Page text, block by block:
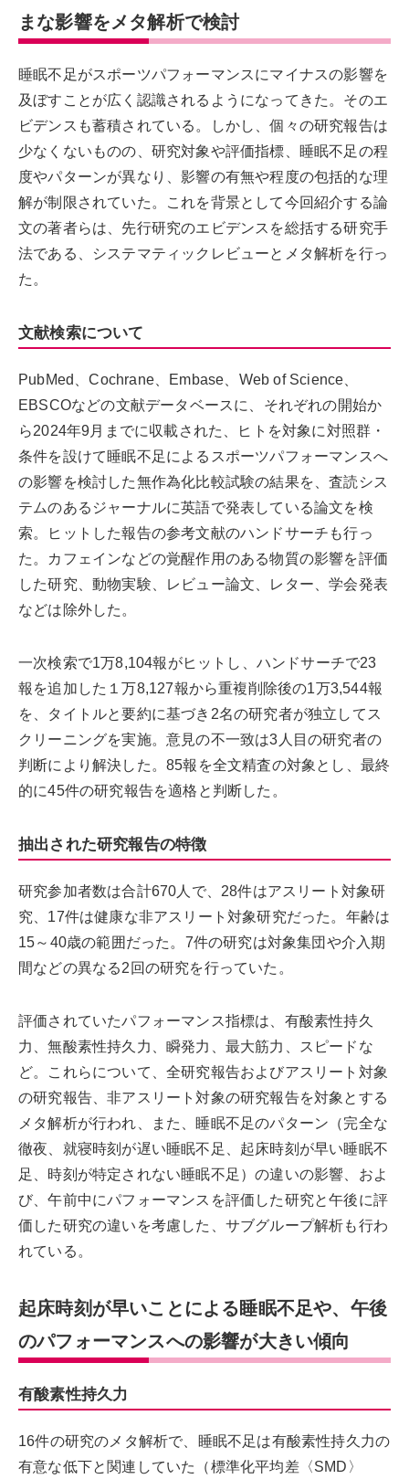
まな影響をメタ解析で検討
睡眠不足がスポーツパフォーマンスにマイナスの影響を
及ぼすことが広く認識されるようになってきた。そのエ
ビデンスも蓄積されている。しかし、個々の研究報告は
少なくないものの、研究対象や評価指標、睡眠不足の程
度やパターンが異なり、影響の有無や程度の包括的な理
解が制限されていた。これを背景として今回紹介する論
文の著者らは、先行研究のエビデンスを総括する研究手
法である、システマティックレビューとメタ解析を行っ
た。
文献検索について
PubMed、Cochrane、Embase、Web of Science、
EBSCOなどの文献データベースに、それぞれの開始か
ら2024年9月までに収載された、ヒトを対象に対照群・
条件を設けて睡眠不足によるスポーツパフォーマンスへ
の影響を検討した無作為化比較試験の結果を、査読シス
テムのあるジャーナルに英語で発表している論文を検
索。ヒットした報告の参考文献のハンドサーチも行っ
た。カフェインなどの覚醒作用のある物質の影響を評価
した研究、動物実験、レビュー論文、レター、学会発表
などは除外した。
一次検索で1万8,104報がヒットし、ハンドサーチで23
報を追加した１万8,127報から重複削除後の1万3,544報
を、タイトルと要約に基づき2名の研究者が独立してス
クリーニングを実施。意見の不一致は3人目の研究者の
判断により解決した。85報を全文精査の対象とし、最終
的に45件の研究報告を適格と判断した。
抽出された研究報告の特徴
研究参加者数は合計670人で、28件はアスリート対象研
究、17件は健康な非アスリート対象研究だった。年齢は
15～40歳の範囲だった。7件の研究は対象集団や介入期
間などの異なる2回の研究を行っていた。
評価されていたパフォーマンス指標は、有酸素性持久
力、無酸素性持久力、瞬発力、最大筋力、スピードな
ど。これらについて、全研究報告およびアスリート対象
の研究報告、非アスリート対象の研究報告を対象とする
メタ解析が行われ、また、睡眠不足のパターン（完全な
徹夜、就寝時刻が遅い睡眠不足、起床時刻が早い睡眠不
足、時刻が特定されない睡眠不足）の違いの影響、およ
び、午前中にパフォーマンスを評価した研究と午後に評
価した研究の違いを考慮した、サブグループ解析も行わ
れている。
起床時刻が早いことによる睡眠不足や、午後
のパフォーマンスへの影響が大きい傾向
有酸素性持久力
16件の研究のメタ解析で、睡眠不足は有酸素性持久力の
有意な低下と関連していた（標準化平均差〈SMD〉